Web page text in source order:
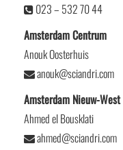
023 – 532 70 44
Amsterdam Centrum
Anouk Oosterhuis
anouk@sciandri.com
Amsterdam Nieuw-West
Ahmed el Bousklati
ahmed@sciandri.com